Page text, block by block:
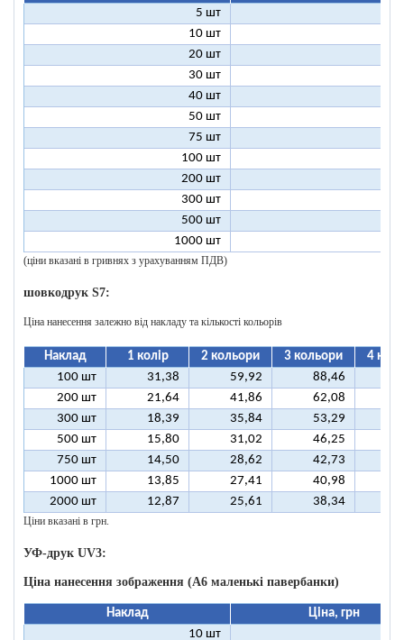
5 шт
10 шт
20 шт
30 шт
40 шт
50 шт
75 шт
100 шт
200 шт
300 шт
500 шт
1000 шт
(ціни вказані в гривнях з урахуванням ПДВ)
шовкодрук S7:
Ціна нанесення залежно від накладу та кількості кольорів
Наклад 1 колір 2 кольори 3 кольори
4
100 шт
31,38 59,92 88,46
200 шт
21,64 41,86 62,08
300 шт
18,39 35,84 53,29
500 шт
15,80 31,02 46,25
750 шт
14,50 28,62 42,73
1000 шт
13,85 27,41 40,98
2000 шт
12,87 25,61 38,34
Ціни вказані в грн.
УФ-друк UV3:
Ціна нанесення зображення (А6 маленькі павербанки)
Наклад
Ціна, грн
10 шт